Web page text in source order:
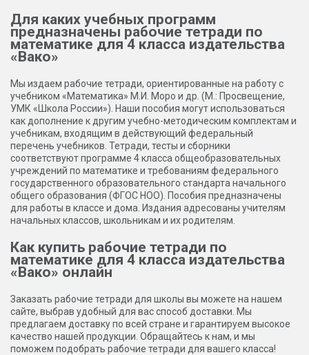
Для каких учебных программ
предназначены рабочие тетради по
математике для 4 класса издательства
«Вако»
Мы издаем рабочие тетради, ориентированные на работу с
учебником «Математика» М.И. Моро и др. (М.: Просвещение,
УМК «Школа России»). Наши пособия могут использоваться
как дополнение к другим учебно-методическим комплектам и
учебникам, входящим в действующий федеральный
перечень учебников. Тетради, тесты и сборники
соответствуют программе 4 класса общеобразовательных
учреждений по математике и требованиям федерального
государственного образовательного стандарта начального
общего образования (ФГОС НОО). Пособия предназначены
для работы в классе и дома. Издания адресованы учителям
начальных классов, школьникам и их родителям.
Как купить рабочие тетради по
математике для 4 класса издательства
«Вако» онлайн
Заказать рабочие тетради для школы вы можете на нашем
сайте, выбрав удобный для вас способ доставки. Мы
предлагаем доставку по всей стране и гарантируем высокое
качество нашей продукции. Обращайтесь к нам, и мы
поможем подобрать рабочие тетради для вашего класса!